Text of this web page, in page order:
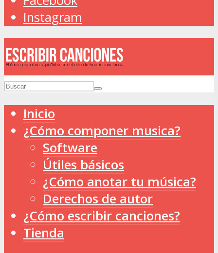
Instagram
Inicio
¿Cómo componer musica?
Software
Útiles básicos
¿Cómo anotar tu música?
Derechos de autor
¿Cómo escribir canciones?
Tienda